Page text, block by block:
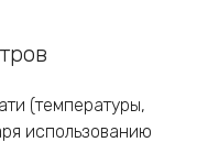
(температуры,
использованию